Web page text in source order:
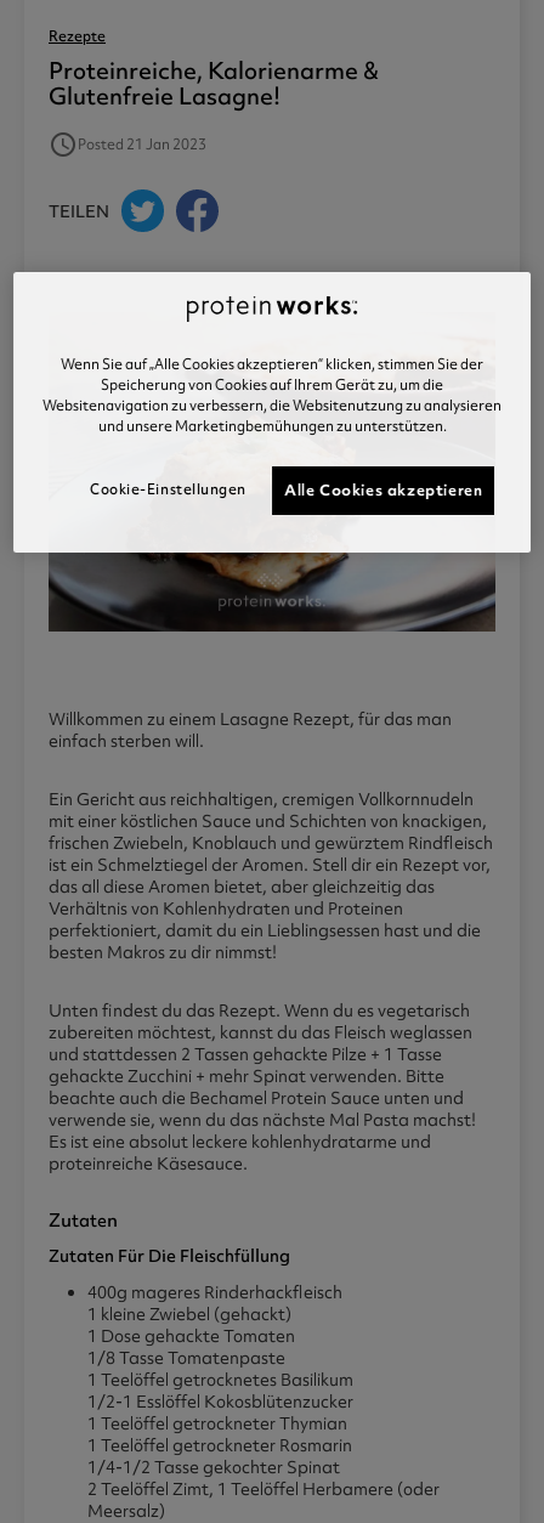
Rezepte
Proteinreiche, Kalorienarme &
Glutenfreie Lasagne!
access_timePosted 21 Jan 2023
TEILEN
Willkommen zu einem Lasagne Rezept, für das man
einfach sterben will.
Ein Gericht aus reichhaltigen, cremigen Vollkornnudeln
mit einer köstlichen Sauce und Schichten von knackigen,
frischen Zwiebeln, Knoblauch und gewürztem Rindfleisch
ist ein Schmelztiegel der Aromen. Stell dir ein Rezept vor,
das all diese Aromen bietet, aber gleichzeitig das
Verhältnis von Kohlenhydraten und Proteinen
perfektioniert, damit du ein Lieblingsessen hast und die
besten Makros zu dir nimmst!
Unten findest du das Rezept. Wenn du es vegetarisch
zubereiten möchtest, kannst du das Fleisch weglassen
und stattdessen 2 Tassen gehackte Pilze + 1 Tasse
gehackte Zucchini + mehr Spinat verwenden. Bitte
beachte auch die Bechamel Protein Sauce unten und
verwende sie, wenn du das nächste Mal Pasta machst!
Es ist eine absolut leckere kohlenhydratarme und
proteinreiche Käsesauce.
Zutaten
Zutaten Für Die Fleischfüllung
400g mageres Rinderhackfleisch
1 kleine Zwiebel (gehackt)
1 Dose gehackte Tomaten
1/8 Tasse Tomatenpaste
1 Teelöffel getrocknetes Basilikum
1/2-1 Esslöffel Kokosblütenzucker
1 Teelöffel getrockneter Thymian
1 Teelöffel getrockneter Rosmarin
1/4-1/2 Tasse gekochter Spinat
2 Teelöffel Zimt, 1 Teelöffel Herbamere (oder
Meersalz)
Wenn Sie auf „Alle Cookies akzeptieren“ klicken, stimmen Sie der
Speicherung von Cookies auf Ihrem Gerät zu, um die
Websitenavigation zu verbessern, die Websitenutzung zu analysieren
und unsere Marketingbemühungen zu unterstützen.
Alle Cookies akzeptieren
Cookie-Einstellungen